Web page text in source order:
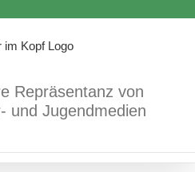
Repräsentanz von
und Jugendmedien